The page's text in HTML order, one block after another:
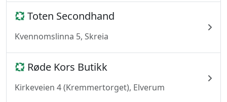
Toten Secondhand
Kvennomslinna 5, Skreia
Røde Kors Butikk
Kirkeveien 4 (Kremmertorget), Elverum